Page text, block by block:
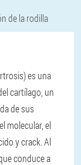
de la rodilla
es una
cartílago, un
de sus
molecular, el
y crack. Al
conduce a